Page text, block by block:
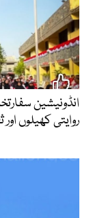
انڈونیشین
روایتی کھیلوں